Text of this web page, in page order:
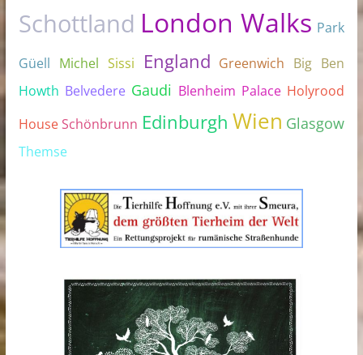
Schottland London Walks Park
Güell Michel Sissi England Greenwich Big Ben
Howth Belvedere Gaudi Blenheim Palace Holyrood
House Schönbrunn Edinburgh Wien Glasgow
Themse